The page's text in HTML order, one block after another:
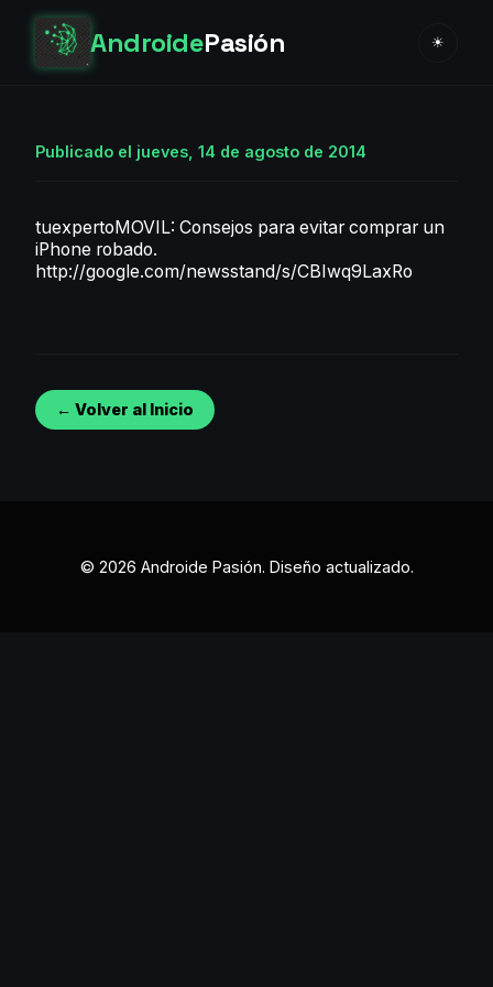
AndroidePasión ☀
Publicado el jueves, 14 de agosto de 2014
tuexpertoMOVIL: Consejos para evitar comprar un
iPhone robado.
http://google.com/newsstand/s/CBIwq9LaxRo
← Volver al Inicio
© 2026 Androide Pasión. Diseño actualizado.